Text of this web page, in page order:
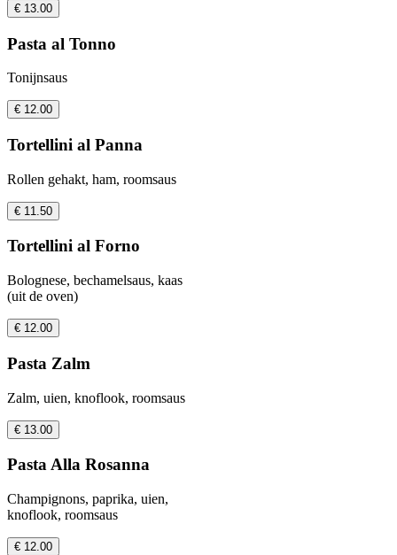
€ 13.00
Pasta al Tonno
Tonijnsaus
€ 12.00
Tortellini al Panna
Rollen gehakt, ham, roomsaus
€ 11.50
Tortellini al Forno
Bolognese, bechamelsaus, kaas
(uit de oven)
€ 12.00
Pasta Zalm
Zalm, uien, knoflook, roomsaus
€ 13.00
Pasta Alla Rosanna
Champignons, paprika, uien,
knoflook, roomsaus
€ 12.00